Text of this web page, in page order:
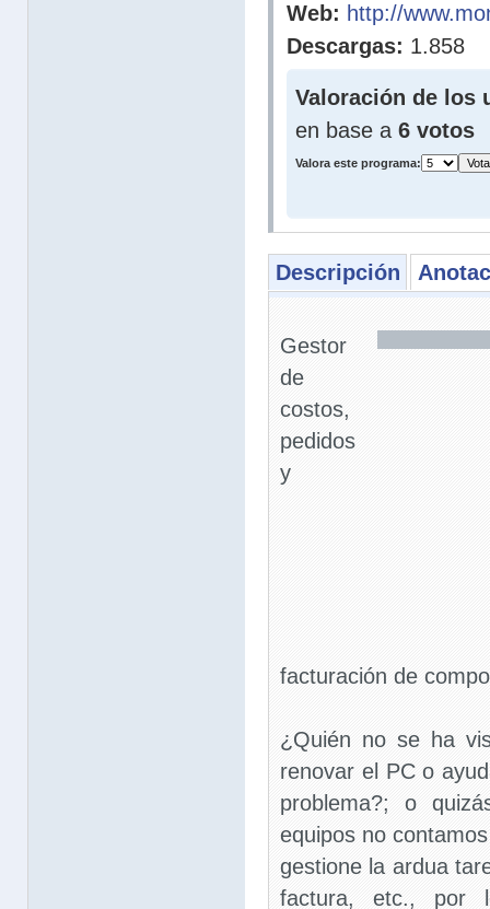
Web: http://
Descargas: 1.858
Valoración de los
en base a 6 votos
Valora este programa:
Descripción
Gestor
de
costos,
pedidos
y
facturación de
¿Quién no se ha
renovar el PC o
problema?; o
equipos no
gestione la ardua
factura, etc., por